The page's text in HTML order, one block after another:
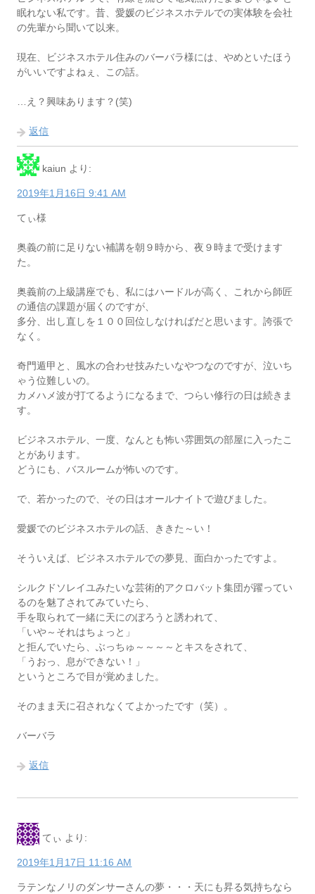
眠れない私です。昔、愛媛のビジネスホテルでの実体験を会社
の先輩から聞いて以来。
現在、ビジネスホテル住みのバーバラ様には、やめといたほう
がいいですよねぇ、この話。
…え？興味あります？(笑)
返信
kaiun より:
2019年1月16日 9:41 AM
てぃ様
奥義の前に足りない補講を朝９時から、夜９時まで受けます
た。
奥義前の上級講座でも、私にはハードルが高く、これから師匠
の通信の課題が届くのですが、
多分、出し直しを１００回位しなければだと思います。誇張で
なく。
奇門遁甲と、風水の合わせ技みたいなやつなのですが、泣いち
ゃう位難しいの。
カメハメ波が打てるようになるまで、つらい修行の日は続きま
す。
ビジネスホテル、一度、なんとも怖い雰囲気の部屋に入ったこ
とがあります。
どうにも、バスルームが怖いのです。
で、若かったので、その日はオールナイトで遊びました。
愛媛でのビジネスホテルの話、ききた～い！
そういえば、ビジネスホテルでの夢見、面白かったですよ。
シルクドソレイユみたいな芸術的アクロバット集団が躍ってい
るのを魅了されてみていたら、
手を取られて一緒に天にのぼろうと誘われて、
「いや～それはちょっと」
と拒んでいたら、ぶっちゅ～～～～とキスをされて、
「うおっ、息ができない！」
というところで目が覚めました。
そのまま天に召されなくてよかったです（笑）。
バーバラ
返信
てぃ より:
2019年1月17日 11:16 AM
ラテンなノリのダンサーさんの夢・・・天にも昇る気持ちなら